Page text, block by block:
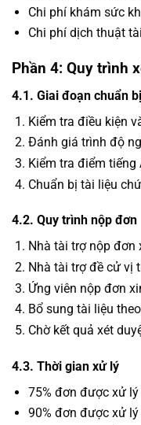
Chi phí khám sức
Chi phí dịch thuật
Phần 4: Quy trình
4.1. Giai đoạn chuẩn bị
Kiểm tra điều kiện
Đánh giá trình độ
Kiểm tra điểm tiếng
Chuẩn bị tài liệu
4.2. Quy trình nộp đơn
Nhà tài trợ nộp đơn
Nhà tài trợ đề cử vị
Ứng viên nộp đơn
Bổ sung tài liệu
Chờ kết quả xét
4.3. Thời gian xử lý
75% đơn được xử
90% đơn được xử